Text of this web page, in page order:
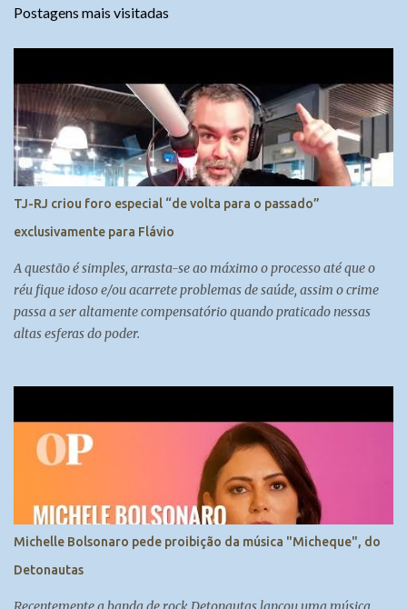
Postagens mais visitadas
TJ-RJ criou foro especial “de volta para o passado”
exclusivamente para Flávio
A questão é simples, arrasta-se ao máximo o processo até que o
réu fique idoso e/ou acarrete problemas de saúde, assim o crime
passa a ser altamente compensatório quando praticado nessas
altas esferas do poder.
Michelle Bolsonaro pede proibição da música "Micheque", do
Detonautas